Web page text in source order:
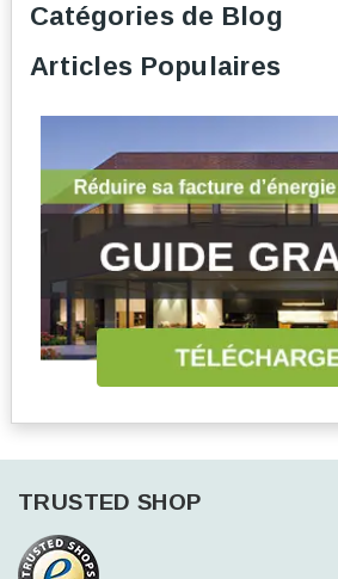
Catégories de Blog
Articles Populaires
TRUSTED SHOP